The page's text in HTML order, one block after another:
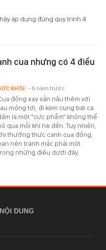
áp dụng đúng quy trình 4
cua nhưng có 4 điều
đồng xay sẵn nấu thêm với
mồng tơi, đi kèm cùng bát cà
là một "cực phẩm" không thể
qua mỗi khi hè đến. Tuy nhiên,
thưởng thức canh cua đồng,
nên tránh mắc phải một
những điều dưới đây.
KHỎE - 6 năm trước
DUNG